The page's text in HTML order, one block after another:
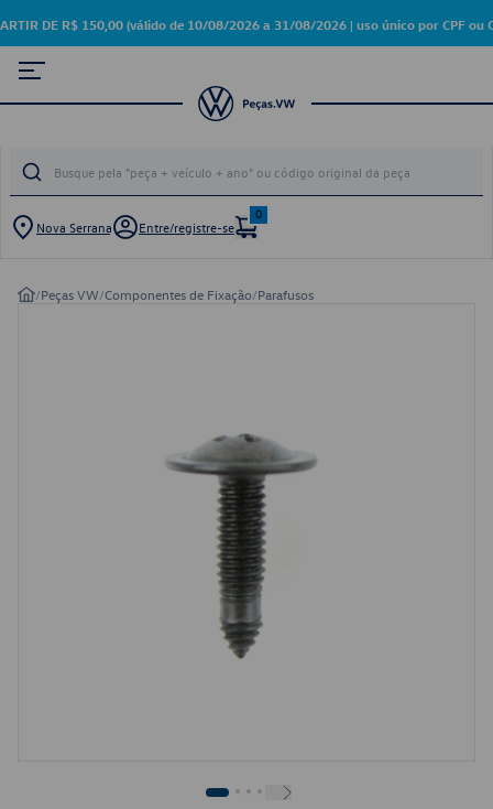
DE R$ 150,00 (válido de 10/08/2026 a 31/08/2026 | uso único por CPF ou
Nova Serrana Entre/registre-se
0
/Peças VW/Componentes de Fixação/Parafusos